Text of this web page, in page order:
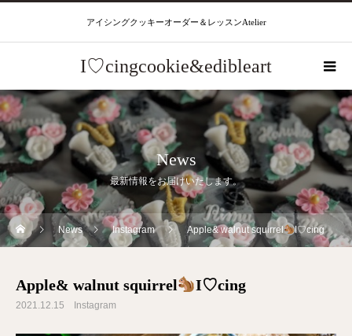
アイシングクッキーオーダー＆レッスンAtelier
I♡cingcookie&edibleart
News
最新情報をお届けいたします。
News Instagram Apple& walnut squirrel I♡cing
Apple& walnut squirrel I♡cing
2021.12.15 Instagram